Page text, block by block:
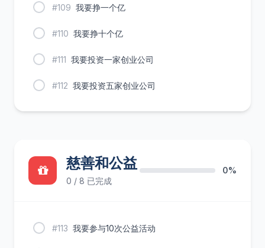
#109 我要挣一个亿
#110 我要挣十个亿
#111 我要投资一家创业公司
#112 我要投资五家创业公司
慈善和公益
0 / 8 已完成
0%
#113 我要参与10次公益活动